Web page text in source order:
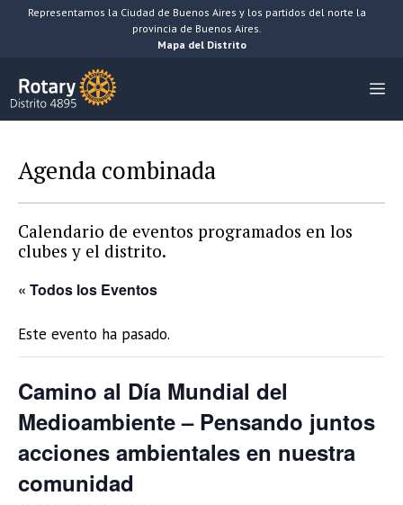
SaltarRepresentamos la Ciudad de Buenos Aires y los partidos del norte la
provincia de Buenos Aires.
Mapa del Distrito
Agenda combinada
Calendario de eventos programados en los
clubes y el distrito.
« Todos los Eventos
Este evento ha pasado.
Camino al Día Mundial del
Medioambiente – Pensando juntos
acciones ambientales en nuestra
comunidad